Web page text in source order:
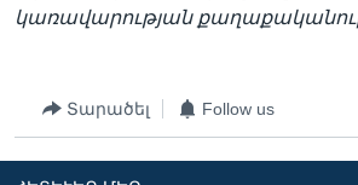
կառավարության
Տարածել Follow us